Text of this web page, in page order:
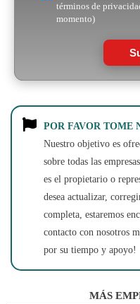
términos de
momento)
POR FAVOR TOME
Nuestro objetivo es
sobre todas las
es el propietario o
desea actualizar,
completa, estaremos
contacto con nosotros
por su tiempo y apoyo!
MÁS